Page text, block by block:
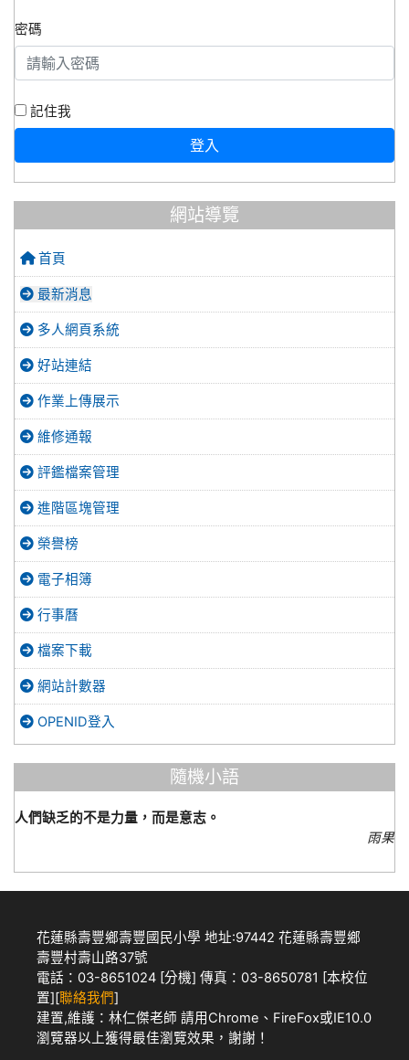
密碼
記住我
登入
網站導覽
首頁
最新消息
多人網頁系統
好站連結
作業上傳展示
維修通報
評鑑檔案管理
進階區塊管理
榮譽榜
電子相簿
行事曆
檔案下載
網站計數器
OPENID登入
隨機小語
人們缺乏的不是力量，而是意志。
雨果
花蓮縣壽豐鄉壽豐國民小學 地址:97442 花蓮縣壽豐鄉
壽豐村壽山路37號
電話：03-8651024 [分機] 傳真：03-8650781 [本校位
置][聯絡我們]
建置,維護： 林仁傑老師 請用 Chrome 、 FireFox或IE10.0
瀏覽器以上獲得最佳瀏覽效果，謝謝！